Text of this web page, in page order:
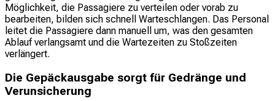
Möglichkeit, die Passagiere zu verteilen oder vorab zu
bearbeiten, bilden sich schnell Warteschlangen. Das Personal
leitet die Passagiere dann manuell um, was den gesamten
Ablauf verlangsamt und die Wartezeiten zu Stoßzeiten
verlängert.
Die Gepäckausgabe sorgt für Gedränge und
Verunsicherung